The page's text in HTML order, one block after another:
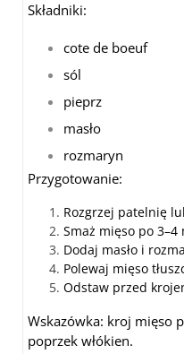
Składniki:
cote de boeuf
sól
pieprz
masło
rozmaryn
Przygotowanie:
Rozgrzej patelnię
Smaż mięso po
Dodaj masło i
Polewaj mięso
Odstaw przed
Wskazówka: kroj mięso
poprzek włókien.